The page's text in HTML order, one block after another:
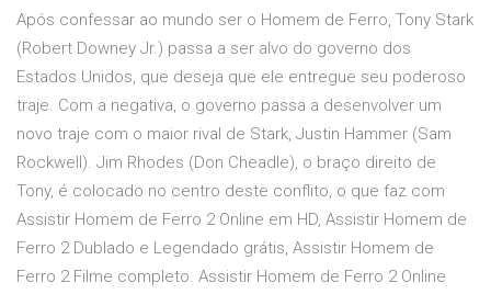
Após confessar ao mundo ser o Homem de Ferro, Tony Stark
(Robert Downey Jr.) passa a ser alvo do governo dos
Estados Unidos, que deseja que ele entregue seu poderoso
traje. Com a negativa, o governo passa a desenvolver um
novo traje com o maior rival de Stark, Justin Hammer (Sam
Rockwell). Jim Rhodes (Don Cheadle), o braço direito de
Tony, é colocado no centro deste conflito, o que faz com
Assistir Homem de Ferro 2 Online em HD, Assistir Homem de
Ferro 2 Dublado e Legendado grátis, Assistir Homem de
Ferro 2 Filme completo. Assistir Homem de Ferro 2 Online